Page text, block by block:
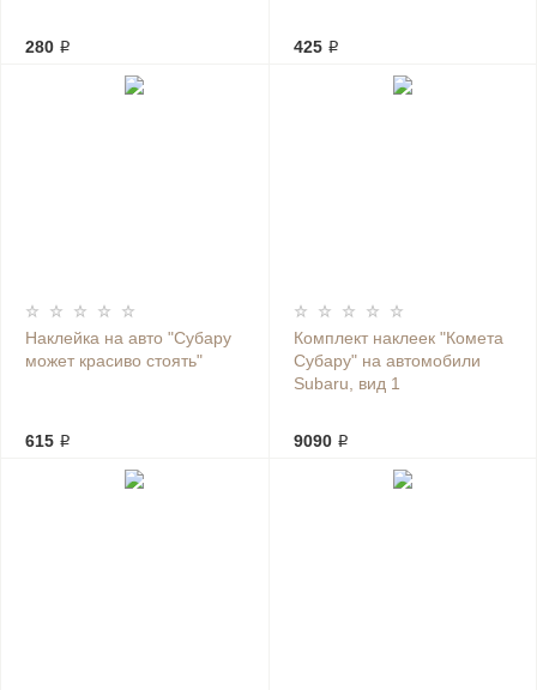
280 ₽ 425 ₽
Наклейка на авто "Субару
может красиво стоять"
615 ₽
Комплект наклеек "Комета
Субару" на автомобили
Subaru, вид 1
9090 ₽